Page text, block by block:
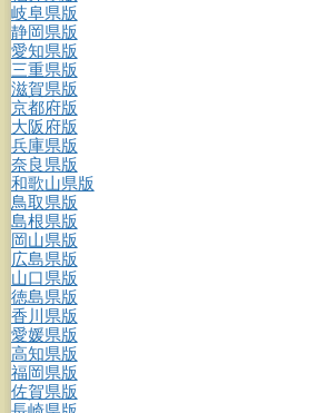
岐阜県版
静岡県版
愛知県版
三重県版
滋賀県版
京都府版
大阪府版
兵庫県版
奈良県版
和歌山県版
鳥取県版
島根県版
岡山県版
広島県版
山口県版
徳島県版
香川県版
愛媛県版
高知県版
福岡県版
佐賀県版